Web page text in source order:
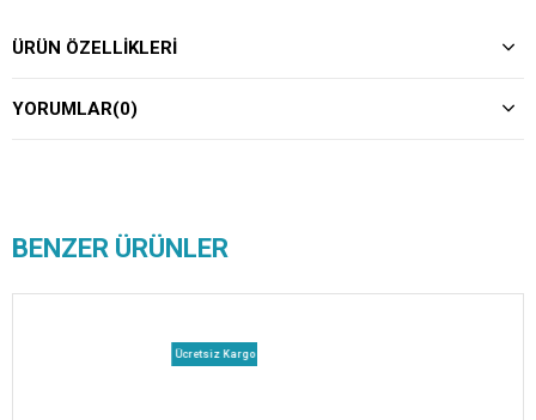
ÜRÜN ÖZELLIKLERI
YORUMLAR(0)
BENZER ÜRÜNLER
Ücretsiz Kargo